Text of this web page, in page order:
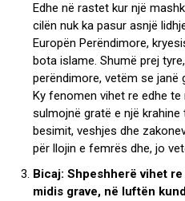
Edhe në rastet kur një
cilën nuk ka pasur asnjë
Europën Perëndimore,
bota islame. Shumë prej
perëndimore, vetëm se janë
Ky fenomen vihet re edhe te
sulmojnë gratë e një
besimit, veshjes dhe
për llojin e femrës dhe, jo
Bicaj: Shpeshherë vihet
midis grave, në luftën